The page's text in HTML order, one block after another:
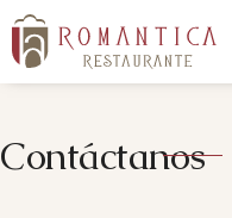
Contáctanos